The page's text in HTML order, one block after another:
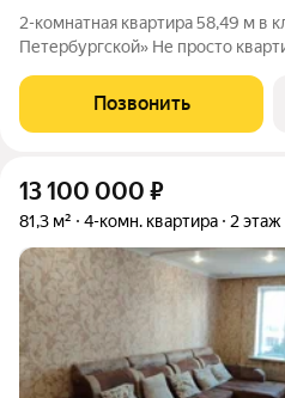
2-комнатная квартира 58,49 м в
Петербургской» Не просто
премиум-доме, где архитектура,
становятся частью
Позвонить
13 100 000 ₽
81,3 м² 4-комн. квартира 2 этаж